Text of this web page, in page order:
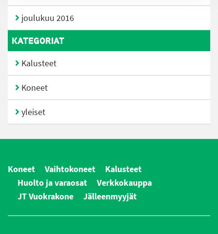
joulukuu 2016
KATEGORIAT
Kalusteet
Koneet
yleiset
Koneet Vaihtokoneet
Kalusteet
Huolto ja varaosat
Verkkokauppa
JT Vuokrakone
Jälleenmyyjät